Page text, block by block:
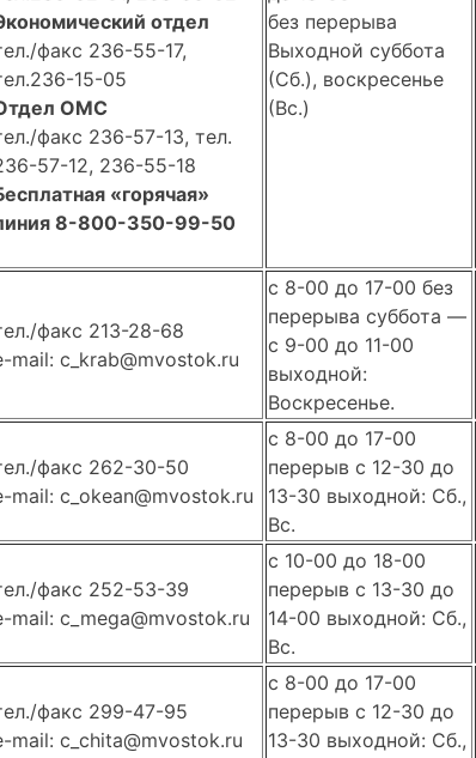
отдел
факс 236-55-17,
15-05
ОМС
факс 236-57-13, тел.
57-12, 236-55-18
«горячая»
8-800-350-99-50
без перерыва
Выходной суббота
(Сб.), воскресенье
(Вс.)
факс 213-28-68
mail: c_krab@mvostok.ru
с 8-00 до 17-00 без
перерыва суббота —
с 9-00 до 11-00
выходной:
Воскресенье.
факс 262-30-50
mail: c_okean@mvostok.ru
с 8-00 до 17-00
перерыв с 12-30 до
13-30 выходной: Сб.,
Вс.
факс 252-53-39
mail: c_mega@mvostok.ru
с 10-00 до 18-00
перерыв с 13-30 до
14-00 выходной: Сб.,
Вс.
факс 299-47-95
mail: c_chita@mvostok.ru
с 8-00 до 17-00
перерыв с 12-30 до
13-30 выходной: Сб.,